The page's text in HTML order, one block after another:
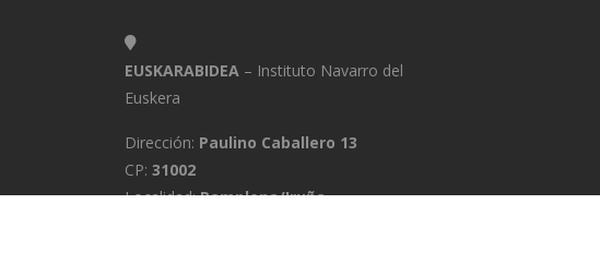
EUSKARABIDEA – Instituto Navarro del
Euskera
Dirección: Paulino Caballero 13
CP: 31002
Localidad:Pamplona/Iruña